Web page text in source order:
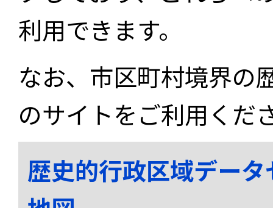
利用できます。
なお、市区町村境界の
のサイトをご利用くだ
歴史的行政区域デー